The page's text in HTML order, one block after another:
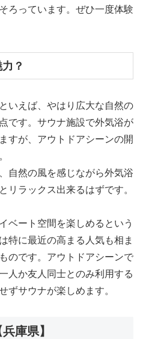
ろっています。ぜひ一度体験
？
いえば、やはり広大な自然の
です。サウナ施設で外気浴が
すが、アウトドアシーンの開
自然の風を感じながら外気浴
リラックス出来るはずです。
ベート空間を楽しめるという
特に最近の高まる人気も相ま
のです。アウトドアシーンで
人か友人同士とのみ利用する
ずサウナが楽しめます。
庫県】